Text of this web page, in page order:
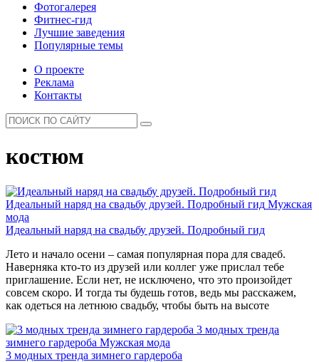
Фотогалерея
Фитнес-гид
Лучшие заведения
Популярные темы
О проекте
Реклама
Контакты
костюм
Идеальный наряд на свадьбу друзей. Подробный гид Мужская
мода
Идеальный наряд на свадьбу друзей. Подробный гид
Лето и начало осени – самая популярная пора для свадеб.
Наверняка кто-то из друзей или коллег уже прислал тебе
приглашение. Если нет, не исключено, что это произойдет
совсем скоро. И тогда ты будешь готов, ведь мы расскажем,
как одеться на летнюю свадьбу, чтобы быть на высоте
3 модных тренда
зимнего гардероба Мужская мода
3 модных тренда зимнего гардероба